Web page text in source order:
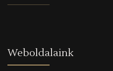
Weboldalaink